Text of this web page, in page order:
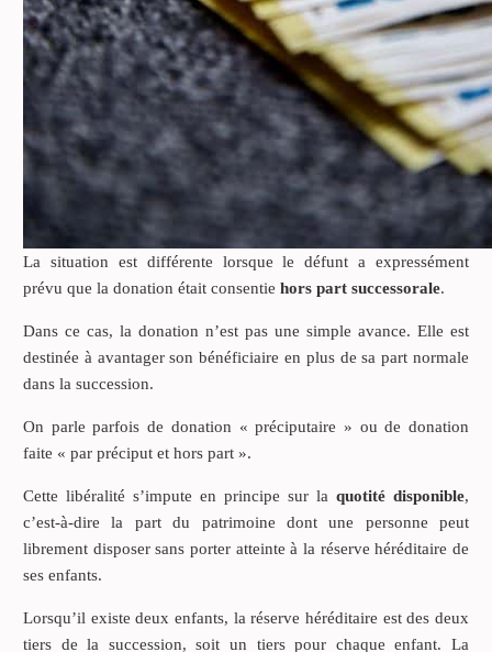
La situation est différente lorsque le défunt a expressément
prévu que la donation était consentie hors part successorale.
Dans ce cas, la donation n’est pas une simple avance. Elle est
destinée à avantager son bénéficiaire en plus de sa part normale
dans la succession.
On parle parfois de donation « préciputaire » ou de donation
faite « par préciput et hors part ».
Cette libéralité s’impute en principe sur la quotité disponible,
c’est-à-dire la part du patrimoine dont une personne peut
librement disposer sans porter atteinte à la réserve héréditaire de
ses enfants.
Lorsqu’il existe deux enfants, la réserve héréditaire est des deux
tiers de la succession, soit un tiers pour chaque enfant. La